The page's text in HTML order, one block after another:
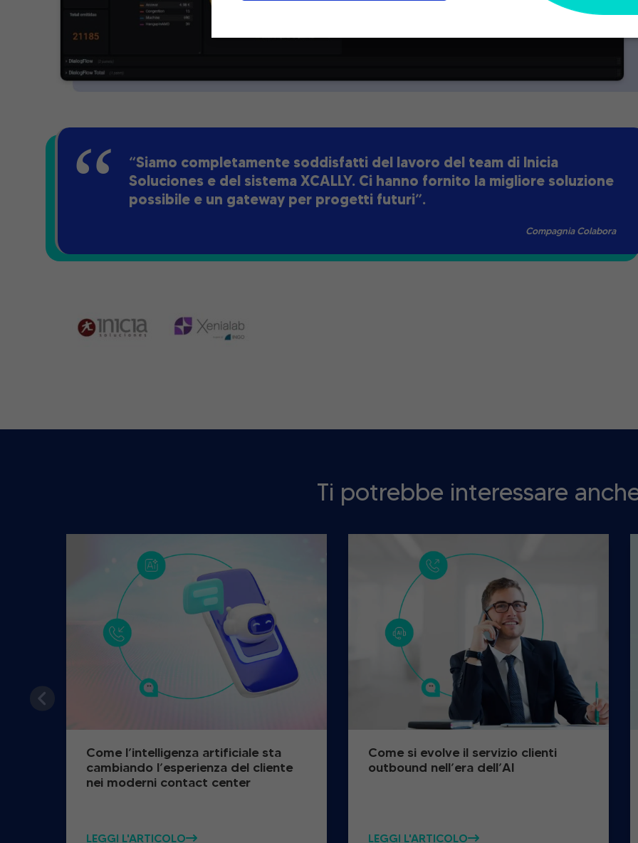
“Siamo completamente soddisfatti del lavoro del team di Inicia
Soluciones e del sistema XCALLY. Ci hanno fornito la migliore soluzione
possibile e un gateway per progetti futuri”.
Compagnia Colabora
Ti potrebbe interessare
Come l’intelligenza artificiale sta
cambiando l’esperienza del cliente
nei moderni contact center
LEGGI L'ARTICOLO
Come si evolve il servizio clienti
outbound nell’era dell’AI
LEGGI L'ARTICOLO